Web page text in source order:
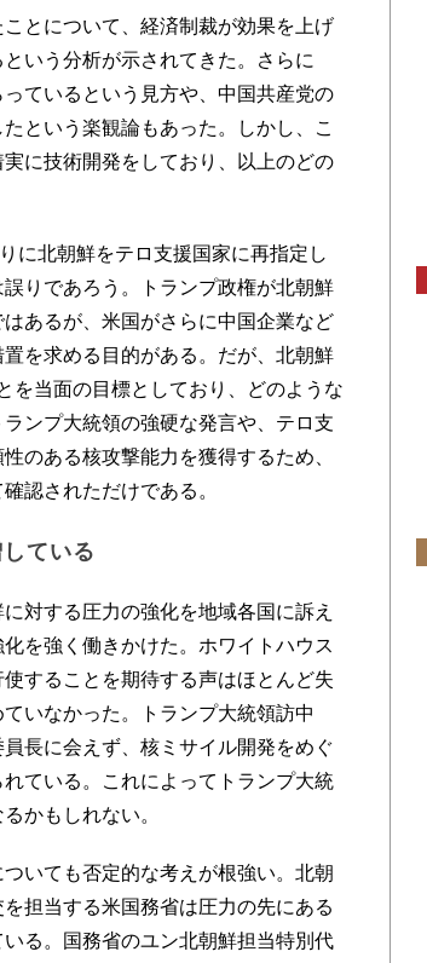
とについて、経済制裁が効果を上げ
いう分析が示されてきた。さらに
ているという見方や、中国共産党の
という楽観論もあった。しかし、こ
に技術開発をしており、以上のどの
に北朝鮮をテロ支援国家に再指定し
りであろう。トランプ政権が北朝鮮
あるが、米国がさらに中国企業など
を求める目的がある。だが、北朝鮮
を当面の目標としており、どのような
ンプ大統領の強硬な発言や、テロ支
のある核攻撃能力を獲得するため、
認されただけである。
ている
対する圧力の強化を地域各国に訴え
を強く働きかけた。ホワイトハウス
することを期待する声はほとんど失
いなかった。トランプ大統領訪中
長に会えず、核ミサイル開発をめぐ
ている。これによってトランプ大統
かもしれない。
いても否定的な考えが根強い。北朝
担当する米国務省は圧力の先にある
る。国務省のユン北朝鮮担当特別代